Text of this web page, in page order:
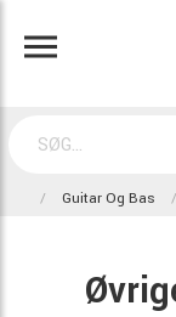
Guitar Og Bas